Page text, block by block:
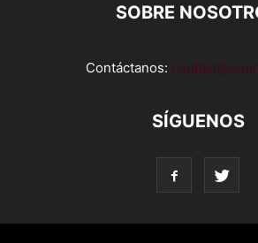
SOBRE
Contáctanos:
SÍGUENOS